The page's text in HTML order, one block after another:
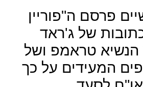
פרסם ה"פוריין
של ג'ראד
הנשיא טראמפ ושל
המעידים על כך